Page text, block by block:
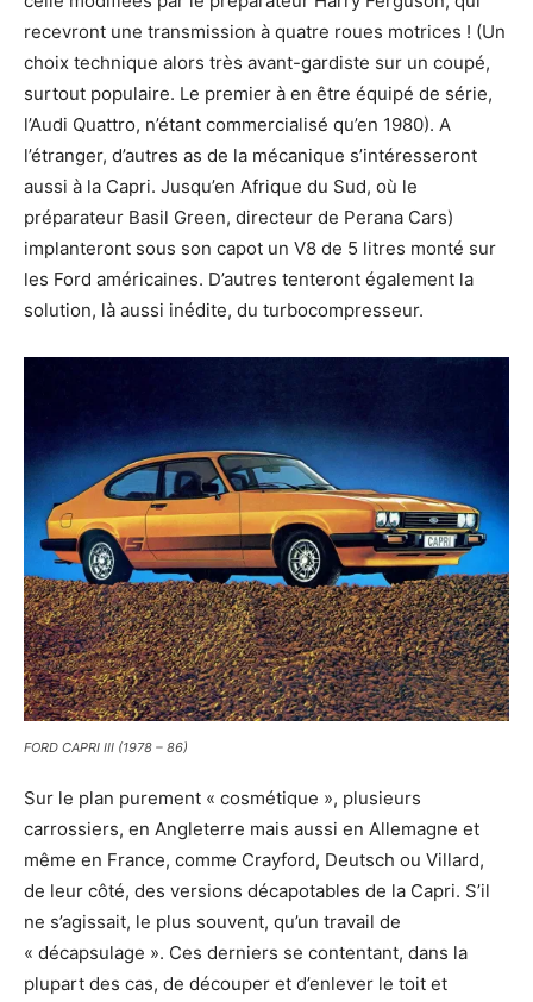
recevront une transmission à quatre roues motrices ! (Un
choix technique alors très avant-gardiste sur un coupé,
surtout populaire. Le premier à en être équipé de série,
l’Audi Quattro, n’étant commercialisé qu’en 1980). A
l’étranger, d’autres as de la mécanique s’intéresseront
aussi à la Capri. Jusqu’en Afrique du Sud, où le
préparateur Basil Green, directeur de Perana Cars)
implanteront sous son capot un V8 de 5 litres monté sur
les Ford américaines. D’autres tenteront également la
solution, là aussi inédite, du turbocompresseur.
FORD CAPRI III (1978 – 86)
Sur le plan purement « cosmétique », plusieurs
carrossiers, en Angleterre mais aussi en Allemagne et
même en France, comme Crayford, Deutsch ou Villard,
de leur côté, des versions décapotables de la Capri. S’il
ne s’agissait, le plus souvent, qu’un travail de
« décapsulage ». Ces derniers se contentant, dans la
plupart des cas, de découper et d’enlever le toit et